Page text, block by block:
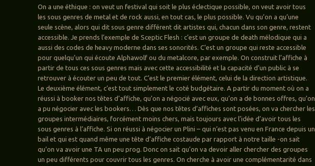
On a une éthique : on veut un festival qui soit le plus éclectique possible, on veut avoir tous
les sous genres de metal et de rock aussi, en tout cas, le plus possible. Vu qu’on a qu’une
seule scène, alors qui dit sous genre différent dit artistes qui, chacun dans son genre, restent
accessible. Je prends l’exemple de Sceptic Flesh : c’est un groupe de death mélodique qui a
aussi des codes de heavy moderne dans ses sonorités. C’est un groupe qui reste accessible
pour quelqu’un qui écoute Alphawolf ou du metalcore, par exemple. On construit l’affiche à
partir de tous ces sous genres mais avec cette accessibilité et la capacité d’un public à se
retrouver à écouter un peu de tout. C’est le premier élément, celui de la direction artistique.
Le deuxième élément, c’est tout simplement le coté budgétaire. A partir du moment où on a
réussi à booker nos têtes d’affiche, qu’on a négocié avec eux, qu’on a de bonnes offres, qu’on
a pu négocier avec les bookers… Dès que nos têtes d’affiches sont posées, on va chercher les
groupes intermédiaires, forcément moins chers, mais toujours avec l’idée d’avoir tous les
sous genres à l’affiche. Si on réussi à négocier un Plini – qui n’est pas venu en France depuis un
bail et qui est quand même une tête d’affiche costaude par rapport à notre taille -on sait
qu’on va avoir une TA un peu prog. Donc on sait qu’on va devoir aller chercher des groupes
un peu différents pour couvrir tous les genres. On cherche à avoir une complémentarité dans